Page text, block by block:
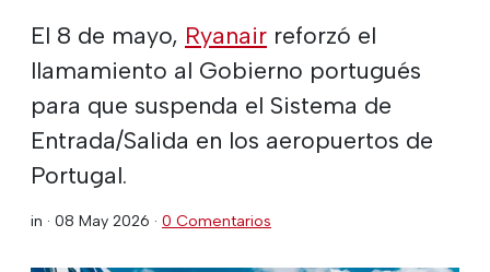
El 8 de mayo, Ryanair reforzó el
llamamiento al Gobierno portugués
para que suspenda el Sistema de
Entrada/Salida en los aeropuertos de
Portugal.
in · 08 May 2026 · 0 Comentarios